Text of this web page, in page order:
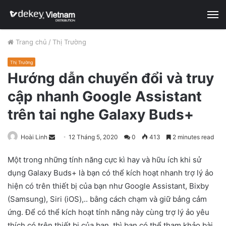
Trang chủ / Thị Trường
Thị Trường
Hướng dẫn chuyển đổi và truy
cập nhanh Google Assistant
trên tai nghe Galaxy Buds+
Hoài Linh
n
d
a
n
e
m
12 Tháng 5, 2020 0 413 2 minutes read
Một trong những tính năng cực kì hay và hữu ích khi sử
dụng Galaxy Buds+ là bạn có thể kích hoạt nhanh trợ lý ảo
hiện có trên thiết bị của bạn như Google Assistant, Bixby
(Samsung), Siri (iOS),.. bằng cách chạm và giữ bảng cảm
ứng. Để có thể kích hoạt tính năng này cùng trợ lý ảo yêu